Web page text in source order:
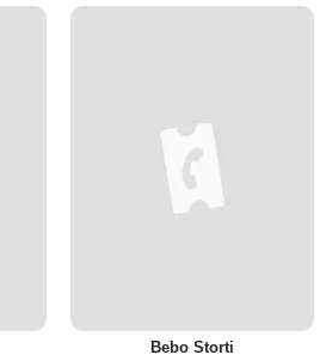
Bebo Storti